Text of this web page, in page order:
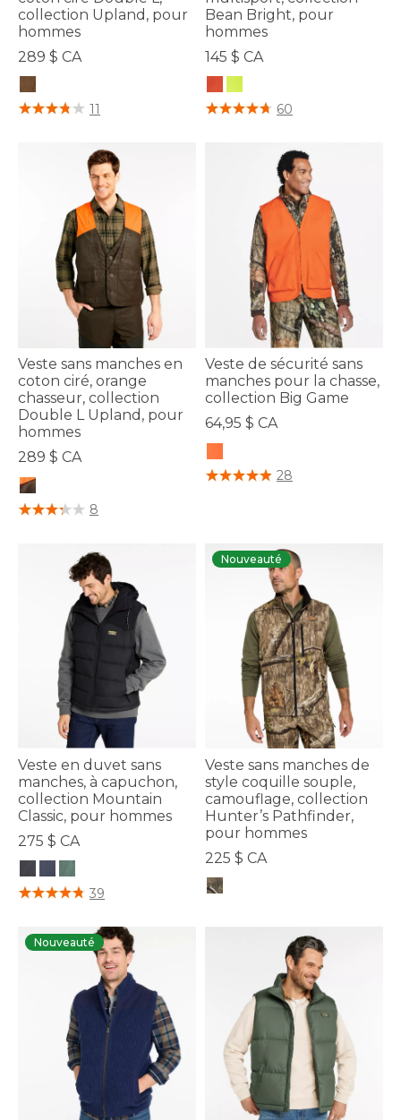
collection Upland, pour
hommes
289 $ CA
5 sur 5 Évaluation des clients
11
Bean Bright, pour
hommes
145 $ CA
4,8 sur 5 Évaluation des clients
60
Veste sans manches en
coton ciré, orange
chasseur, collection
Double L Upland, pour
hommes
289 $ CA
4,5 sur 5 Évaluation des clients
8
Veste de sécurité sans
manches pour la chasse,
collection Big Game
64,95 $ CA
5 sur 5 Évaluation des clients
28
Veste en duvet sans
manches, à capuchon,
collection Mountain
Classic, pour hommes
275 $ CA
3,1 sur 5 Évaluation des clients
39
Nouveauté
Veste sans manches de
style coquille souple,
camouflage, collection
Hunter’s Pathfinder,
pour hommes
225 $ CA
Nouveauté